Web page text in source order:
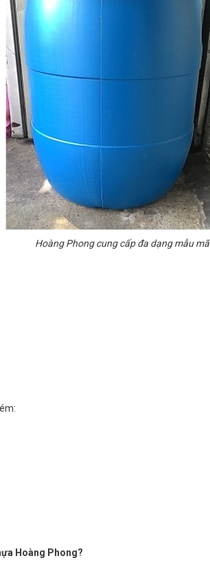
Hoàng Phong cung cấp đa dạng mẫu mã
Hoàng Phong?